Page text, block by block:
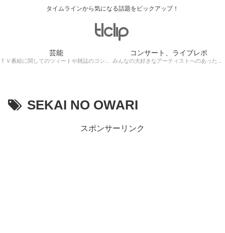
タイムラインから気になる話題をピックアップ！
芸能
ＴＶ番組に関してのツィートや雑誌のゴシップ記事、芸能人目撃情報・ロケ現場遭遇・・・
コンサート、ライブレポ
みんなの大好きなアーティストへのあったかぁ～い思いをツイッターレポートに保存！
SEKAI NO OWARI
スポンサーリンク